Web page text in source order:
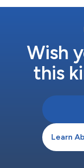
Wish
this
Learn